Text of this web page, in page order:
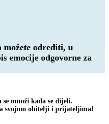
možete odrediti, u
emocije odgovorne za
množi kada se dijeli.
svojom obitelji i prijateljima!